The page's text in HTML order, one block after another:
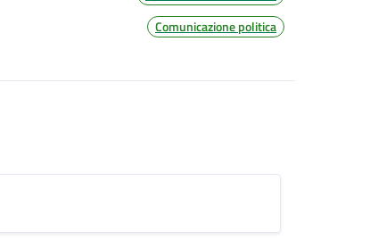
Comunicazione politica